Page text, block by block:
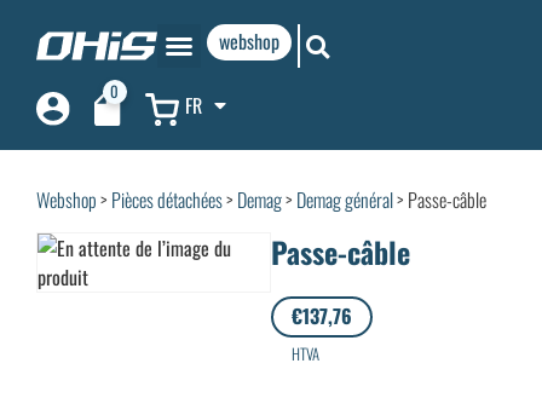
webshop
0 FR
Webshop> Pièces détachées> Demag> Demag général> Passe-câble
Passe-câble
€137,76
HTVA